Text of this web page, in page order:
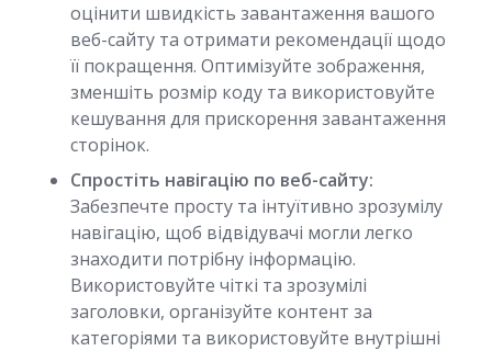
оцінити швидкість завантаження вашого
веб-сайту та отримати рекомендації щодо
її покращення. Оптимізуйте зображення,
зменшіть розмір коду та використовуйте
кешування для прискорення завантаження
сторінок.
Спростіть навігацію по веб-сайту:
Забезпечте просту та інтуїтивно зрозумілу
навігацію, щоб відвідувачі могли легко
знаходити потрібну інформацію.
Використовуйте чіткі та зрозумілі
заголовки, організуйте контент за
категоріями та використовуйте внутрішні